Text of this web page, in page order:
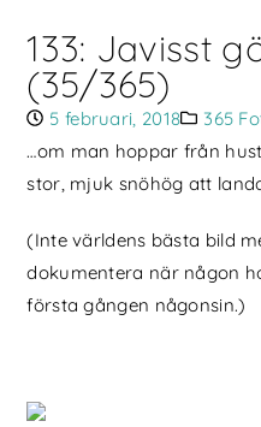
133: Javisst
(35/365)
5 februari, 2018 365
…om man hoppar från
stor, mjuk snöhög att
(Inte världens bästa bild
dokumentera när någon
första gången någonsin.)